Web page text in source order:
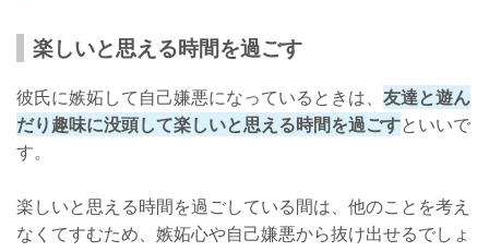
楽しいと思える時間を過ごす
彼氏に嫉妬して自己嫌悪になっているときは、 友達と遊ん
だり趣味に没頭して楽しいと思える時間を過ごすといいで
す。
楽しいと思える時間を過ごしている間は、他のことを考え
なくてすむため、嫉妬心や自己嫌悪から抜け出せるでしょ